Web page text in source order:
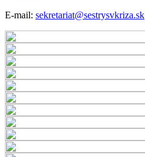
E-mail: sekretariat@sestrysvkriza.sk